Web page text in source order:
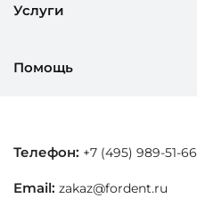
Услуги
Помощь
Телефон: +7 (495) 989-51-66
Email: zakaz@fordent.ru